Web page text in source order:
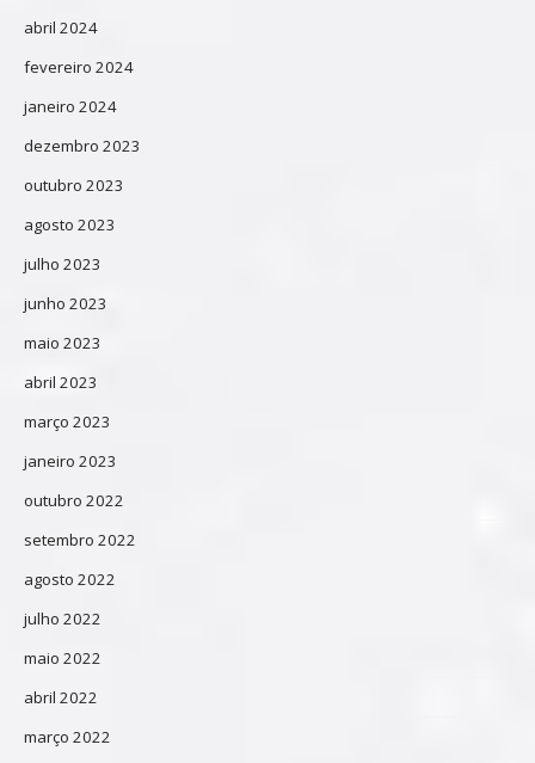
abril 2024
fevereiro 2024
janeiro 2024
dezembro 2023
outubro 2023
agosto 2023
julho 2023
junho 2023
maio 2023
abril 2023
março 2023
janeiro 2023
outubro 2022
setembro 2022
agosto 2022
julho 2022
maio 2022
abril 2022
março 2022